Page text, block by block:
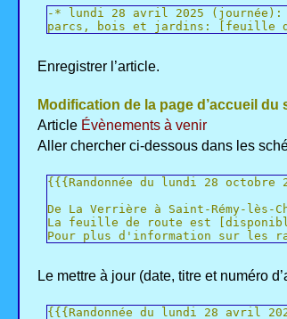
-* lundi 28 avril 2025 (journée):
parcs, bois et jardins: [feuille
Enregistrer l’article.
Modification de la page d’accueil du
Article Évènements à venir
Aller chercher ci-dessous dans les
{{{Randonnée du lundi 28 octobre
De La Verrière à Saint-Rémy-lès-
La feuille de route est
Pour plus d'information sur les
Le mettre à jour (date, titre et numéro
{{{Randonnée du lundi 28 avril